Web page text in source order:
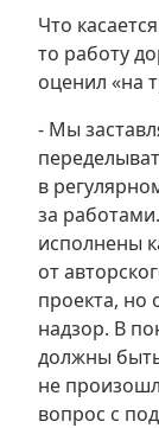
Что
то работу
оценил «на
- Мы
в
за
исполнены
от
проекта, но
надзор. В
должны
не
вопрос с